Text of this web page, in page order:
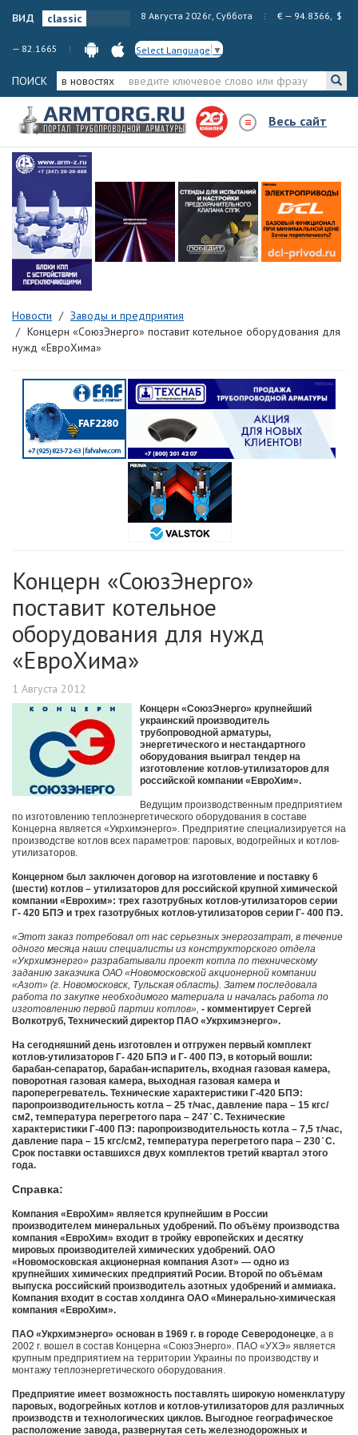
вид 8 Августа 2026г, Суббота € — 94.8366, $
— 82.1665 Select Language ▼
ПОИСК в новостях
Весь сайт
Новости
Заводы и предприятия
Концерн «СоюзЭнерго» поставит котельное оборудования для
нужд «ЕвроХима»
Концерн «СоюзЭнерго»
поставит котельное
оборудования для нужд
«ЕвроХима»
1 Августа 2012
Концерн «СоюзЭнерго» крупнейший
украинский производитель
трубопроводной арматуры,
энергетического и нестандартного
оборудования выиграл тендер на
изготовление котлов-утилизаторов для
российской компании «ЕвроХим».
Ведущим производственным предприятием
по изготовлению теплоэнергетического оборудования в составе
Концерна является «Укрхимэнерго». Предприятие специализируется на
производстве котлов всех параметров: паровых, водогрейных и котлов-
утилизаторов.
Концерном был заключен договор на изготовление и поставку 6
(шести) котлов – утилизаторов для российской крупной химической
компании «Еврохим»: трех газотрубных котлов-утилизаторов серии
Г- 420 БПЭ и трех газотрубных котлов-утилизаторов серии Г- 400 ПЭ.
«Этот заказ потребовал от нас серьезных энергозатрат, в течение
одного месяца наши специалисты из конструкторского отдела
«Укрхимэнерго» разрабатывали проект котла по техническому
заданию заказчика ОАО «Новомосковской акционерной компании
«Азот» (г. Новомосковск, Тульская область). Затем последовала
работа по закупке необходимого материала и началась работа по
изготовлению первой партии котлов», - комментирует Сергей
Волкотруб, Технический директор ПАО «Укрхимэнерго».
На сегодняшний день изготовлен и отгружен первый комплект
котлов-утилизаторов Г- 420 БПЭ и Г- 400 ПЭ, в который вошли:
барабан-сепаратор, барабан-испаритель, входная газовая камера,
поворотная газовая камера, выходная газовая камера и
пароперегреватель. Технические характеристики Г-420 БПЭ:
паропроизводительность котла – 25 т/час, давление пара – 15 кгс/
см2, температура перегретого пара – 247 ̊ С. Технические
характеристики Г-400 ПЭ: паропроизводительность котла – 7,5 т/час,
давление пара – 15 кгс/см2, температура перегретого пара – 230 ̊ С.
Срок поставки оставшихся двух комплектов третий квартал этого
года.
Справка:
Компания «ЕвроХим» является крупнейшим в России
производителем минеральных удобрений. По объёму производства
компания «ЕвроХим» входит в тройку европейских и десятку
мировых производителей химических удобрений. ОАО
«Новомосковская акционерная компания Азот» — одно из
крупнейших химических предприятий Росии. Второй по объёмам
выпуска российский производитель азотных удобрений и аммиака.
Компания входит в состав холдинга ОАО «Минерально-химическая
компания «ЕвроХим».
ПАО «Укрхимэнерго» основан в 1969 г. в городе Северодонецке, а в
2002 г. вошел в состав Концерна «СоюзЭнерго». ПАО «УХЭ» является
крупным предприятием на территории Украины по производству и
монтажу теплоэнергетического оборудования.
Предприятие имеет возможность поставлять широкую номенклатуру
паровых, водогрейных котлов и котлов-утилизаторов для различных
производств и технологических циклов. Выгодное географическое
расположение завода, развернутая сеть железнодорожных и